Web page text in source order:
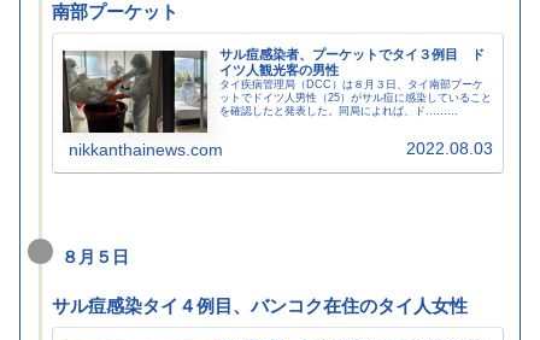
南部プーケット
サル痘感染者、プーケットでタイ３例目 ド
イツ人観光客の男性
タイ疾病管理局（DCC）は８月３日、タイ南部プーケ
ットでドイツ人男性（25）がサル痘に感染していること
を確認したと発表した。同局によれば、ド………
nikkanthainews.com 2022.08.03
８月５日
サル痘感染タイ４例目、バンコク在住のタイ人女性